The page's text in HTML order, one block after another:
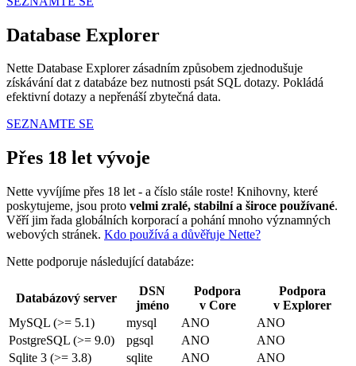
Database Explorer
Nette Database Explorer zásadním způsobem zjednodušuje
získávání dat z databáze bez nutnosti psát SQL dotazy. Pokládá
efektivní dotazy a nepřenáší zbytečná data.
SEZNAMTE SE
Přes 18 let vývoje
Nette vyvíjíme přes 18 let - a číslo stále roste! Knihovny, které
poskytujeme, jsou proto velmi zralé, stabilní a široce používané.
Věří jim řada globálních korporací a pohání mnoho významných
webových stránek. Kdo používá a důvěřuje Nette?
Nette podporuje následující databáze:
Databázový server
DSN
jméno
Podpora
v Core
Podpora
v Explorer
MySQL (>= 5.1)
mysql ANO
ANO
PostgreSQL (>= 9.0)
pgsql ANO
ANO
Sqlite 3 (>= 3.8)
sqlite ANO
ANO